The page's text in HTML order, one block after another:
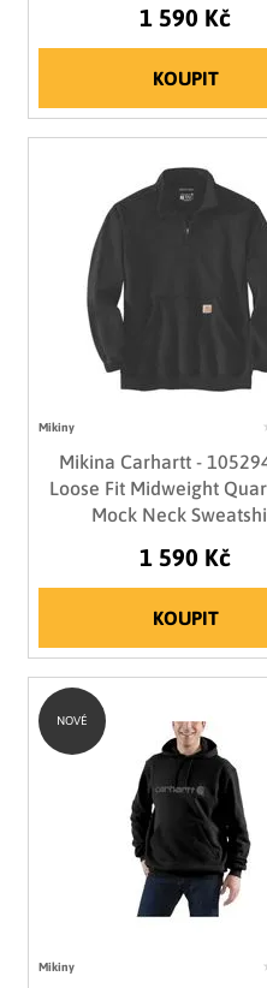
1 590 Kč
KOUPIT
Mikiny
Mikina Carhartt -
Loose Fit Midweight
Mock Neck
1 590 Kč
KOUPIT
Mikiny
NOVÉ